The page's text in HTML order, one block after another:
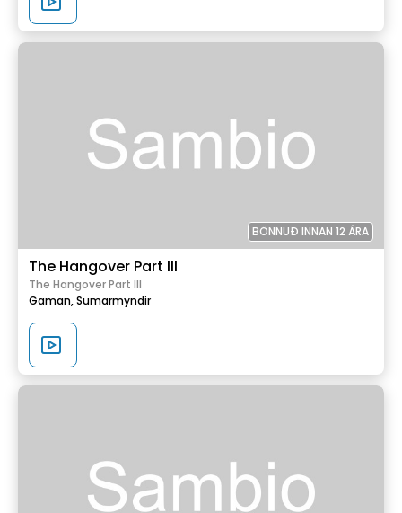
BÖNNUÐ INNAN 12 ÁRA
The Hangover Part III
The Hangover Part III
Gaman,Sumarmyndir